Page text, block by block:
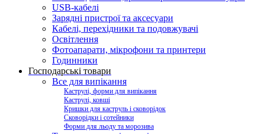
USB-кабелі
Зарядні пристрої та аксесуари
Кабелі, перехідники та подовжувачі
Освітлення
Фотоапарати, мікрофони та принтери
Годинники
Господарські товари
Все для випікання
Каструлі, форми для випікання
Каструлі, ковші
Кришки для каструль і сковорідок
Сковорідки і сотейники
Форми для льоду та морозива